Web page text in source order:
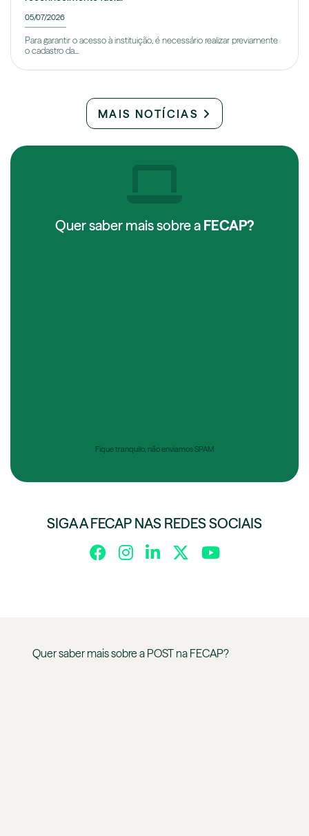
05/07/2026
Para garantir o acesso à instituição, é necessário realizar previamente
o cadastro da...
MAIS NOTÍCIAS
Quer saber mais sobre a FECAP?
Fique tranquilo, não enviamos SPAM
SIGA A FECAP NAS REDES SOCIAIS
Quer saber mais sobre a POST na FECAP?